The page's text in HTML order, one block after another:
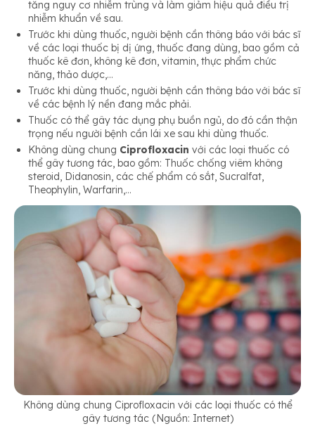
tăng nguy cơ nhiễm trùng và làm giảm hiệu quả điều trị
nhiễm khuẩn về sau.
Trước khi dùng thuốc, người bệnh cần thông báo với bác sĩ
về các loại thuốc bị dị ứng, thuốc đang dùng, bao gồm cả
thuốc kê đơn, không kê đơn, vitamin, thực phẩm chức
năng, thảo dược,…
Trước khi dùng thuốc, người bệnh cần thông báo với bác sĩ
về các bệnh lý nền đang mắc phải.
Thuốc có thể gây tác dụng phụ buồn ngủ, do đó cần thận
trọng nếu người bệnh cần lái xe sau khi dùng thuốc.
Không dùng chung Ciprofloxacin với các loại thuốc có
thể gây tương tác, bao gồm: Thuốc chống viêm không
steroid, Didanosin, các chế phẩm có sắt, Sucralfat,
Theophylin, Warfarin,…
Không dùng chung Ciprofloxacin với các loại thuốc có thể
gây tương tác (Nguồn: Internet)